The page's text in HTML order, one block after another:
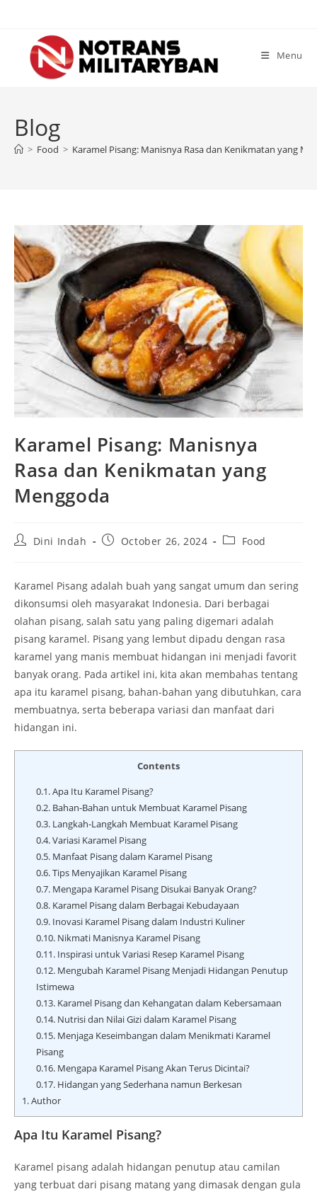
content
Menu
Blog
> Food > Karamel Pisang: Manisnya Rasa dan Kenikmatan yang
Karamel Pisang: Manisnya
Rasa dan Kenikmatan yang
Menggoda
PostDini Indah
PostOctober 26, 2024
PostFood
Karamel Pisang adalah buah yang sangat umum dan sering
dikonsumsi oleh masyarakat Indonesia. Dari berbagai
olahan pisang, salah satu yang paling digemari adalah
pisang karamel. Pisang yang lembut dipadu dengan rasa
karamel yang manis membuat hidangan ini menjadi favorit
banyak orang. Pada artikel ini, kita akan membahas tentang
apa itu karamel pisang, bahan-bahan yang dibutuhkan, cara
membuatnya, serta beberapa variasi dan manfaat dari
hidangan ini.
Contents
0.1.Apa Itu Karamel Pisang?
0.2.Bahan-Bahan untuk Membuat Karamel Pisang
0.3.Langkah-Langkah Membuat Karamel Pisang
0.4.Variasi Karamel Pisang
0.5.Manfaat Pisang dalam Karamel Pisang
0.6.Tips Menyajikan Karamel Pisang
0.7.Mengapa Karamel Pisang Disukai Banyak Orang?
0.8.Karamel Pisang dalam Berbagai Kebudayaan
0.9.Inovasi Karamel Pisang dalam Industri Kuliner
0.10.Nikmati Manisnya Karamel Pisang
0.11.Inspirasi untuk Variasi Resep Karamel Pisang
0.12.Mengubah Karamel Pisang Menjadi Hidangan Penutup
Istimewa
0.13.Karamel Pisang dan Kehangatan dalam Kebersamaan
0.14.Nutrisi dan Nilai Gizi dalam Karamel Pisang
0.15.Menjaga Keseimbangan dalam Menikmati Karamel
Pisang
0.16.Mengapa Karamel Pisang Akan Terus Dicintai?
0.17.Hidangan yang Sederhana namun Berkesan
1.Author
Apa Itu Karamel Pisang?
Karamel pisang adalah hidangan penutup atau camilan
yang terbuat dari pisang matang yang dimasak dengan gula